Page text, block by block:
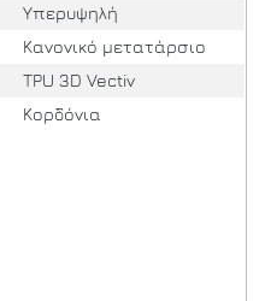
Υπερυψηλή
Κανονικό μετατάρσιο
TPU 3D Vectiv
Κορδόνια